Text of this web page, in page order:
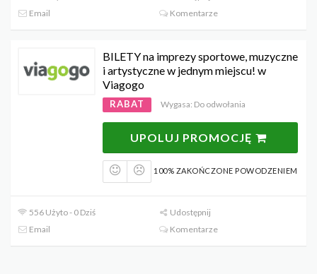
Email
Komentarze
BILETY na imprezy sportowe, muzyczne
i artystyczne w jednym miejscu! w
Viagogo
RABAT Wygasa: Do odwołania
UPOLUJ PROMOCJĘ
100% ZAKOŃCZONE POWODZENIEM
556 Użyto - 0 Dziś
Udostępnij
Email
Komentarze